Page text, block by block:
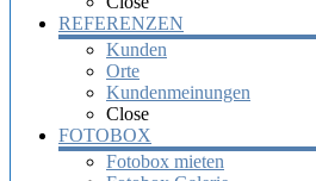
REFERENZEN
Kunden
Orte
Kundenmeinungen
Close
FOTOBOX
Fotobox mieten